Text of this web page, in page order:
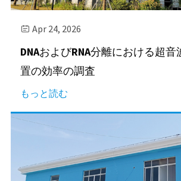
 Apr 24, 2026
DNAおよびRNA分離における超
置の効率の調査
もっと読む